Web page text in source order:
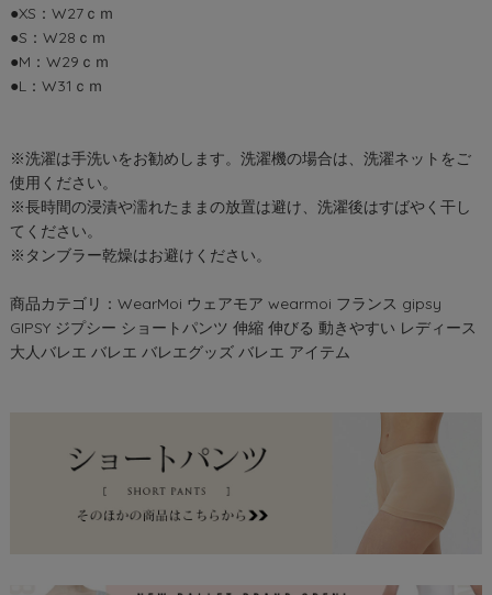
●XS：W27ｃｍ
●S：W28ｃｍ
●M：W29ｃｍ
●L：W31ｃｍ
※洗濯は手洗いをお勧めします。洗濯機の場合は、洗濯ネットをご
使用ください。
※長時間の浸漬や濡れたままの放置は避け、洗濯後はすばやく干し
てください。
※タンブラー乾燥はお避けください。
商品カテゴリ：WearMoi ウェアモア wearmoi フランス gipsy
GIPSY ジプシー ショートパンツ 伸縮 伸びる 動きやすい レディース
大人バレエ バレエ バレエグッズ バレエ アイテム